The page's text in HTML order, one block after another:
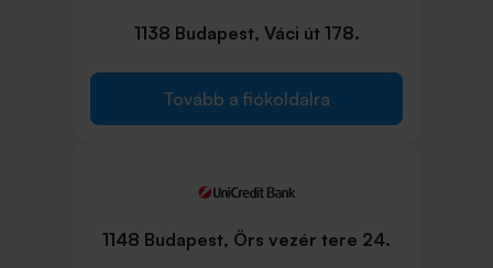
1138 Budapest, Váci út 178.
Tovább a fiókoldalra
1148 Budapest, Örs vezér tere 24.